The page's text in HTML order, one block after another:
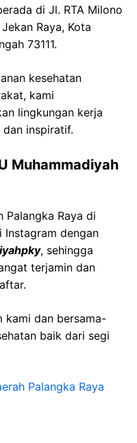
di Jl. RTA Milono
Raya, Kota
73111.
kesehatan
kami
lingkungan kerja
inspiratif.
Muhammadiyah
Palangka Raya di
dengan
, sehingga
terjamin dan
kami dan bersama-
baik dari segi
Palangka Raya